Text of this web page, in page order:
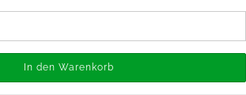
In den Warenkorb